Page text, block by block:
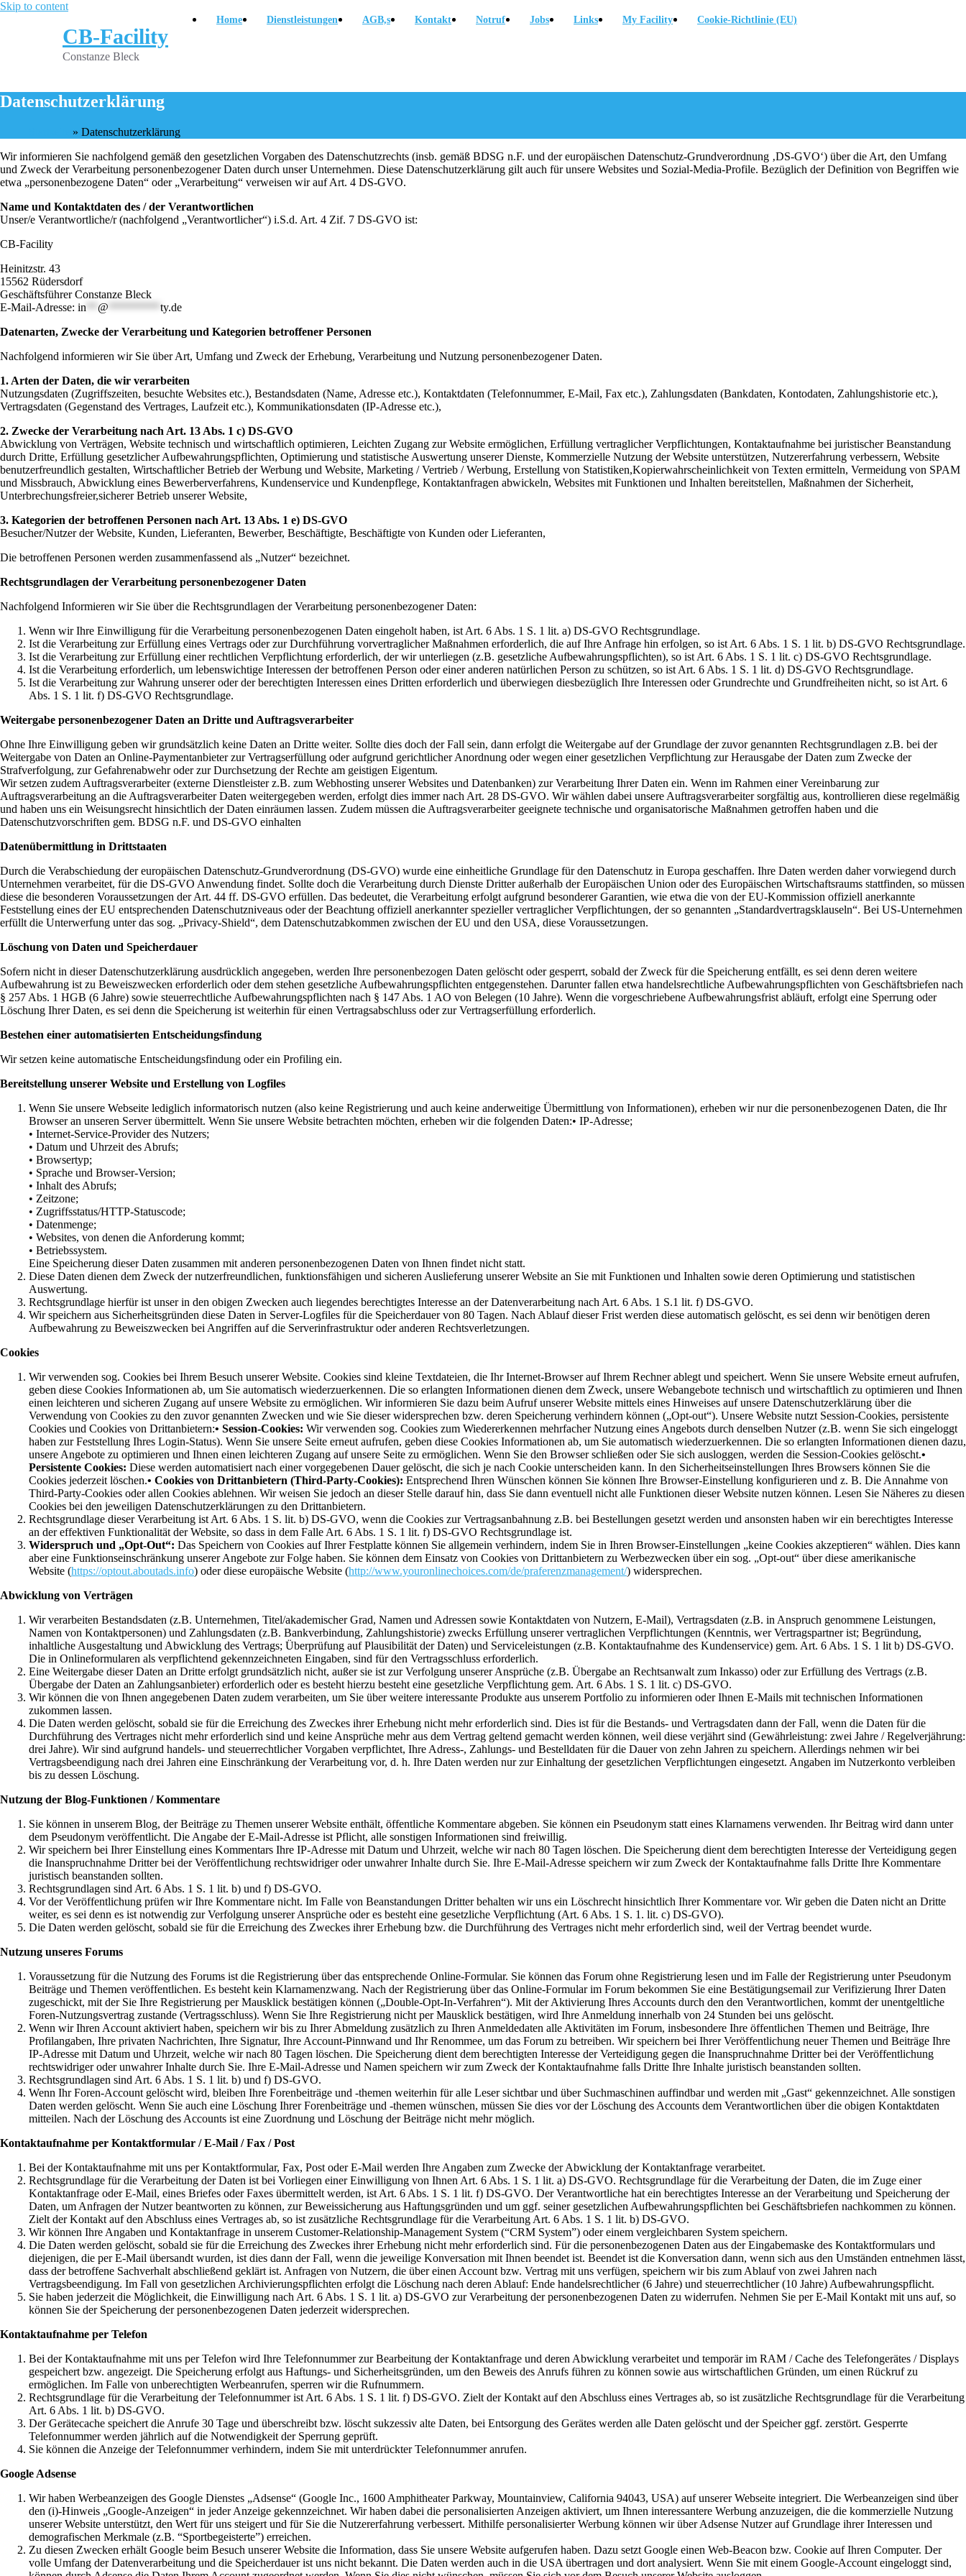
Skip to content
CB-Facility
Constanze Bleck
Home Dienstleistungen AGB,s Kontakt Notruf Jobs Links My Facility Cookie-Richtlinie (EU)
Datenschutzerklärung
» Datenschutzerklärung
Wir informieren Sie nachfolgend gemäß den gesetzlichen Vorgaben des Datenschutzrechts (insb. gemäß BDSG n.F. und der europäischen Datenschutz-Grundverordnung ‚DS-GVO‘) über die Art, den Umfang
und Zweck der Verarbeitung personenbezogener Daten durch unser Unternehmen. Diese Datenschutzerklärung gilt auch für unsere Websites und Sozial-Media-Profile. Bezüglich der Definition von Begriffen wie
etwa „personenbezogene Daten“ oder „Verarbeitung“ verweisen wir auf Art. 4 DS-GVO.
Name und Kontaktdaten des / der Verantwortlichen
Unser/e Verantwortliche/r (nachfolgend „Verantwortlicher“) i.S.d. Art. 4 Zif. 7 DS-GVO ist:
CB-Facility
Heinitzstr. 43
15562 Rüdersdorf
Geschäftsführer Constanze Bleck
E-Mail-Adresse: in @
ty.de
Datenarten, Zwecke der Verarbeitung und Kategorien betroffener Personen
Nachfolgend informieren wir Sie über Art, Umfang und Zweck der Erhebung, Verarbeitung und Nutzung personenbezogener Daten.
1. Arten der Daten, die wir verarbeiten
Nutzungsdaten (Zugriffszeiten, besuchte Websites etc.), Bestandsdaten (Name, Adresse etc.), Kontaktdaten (Telefonnummer, E-Mail, Fax etc.), Zahlungsdaten (Bankdaten, Kontodaten, Zahlungshistorie etc.),
Vertragsdaten (Gegenstand des Vertrages, Laufzeit etc.), Kommunikationsdaten (IP-Adresse etc.),
2. Zwecke der Verarbeitung nach Art. 13 Abs. 1 c) DS-GVO
Abwicklung von Verträgen, Website technisch und wirtschaftlich optimieren, Leichten Zugang zur Website ermöglichen, Erfüllung vertraglicher Verpflichtungen, Kontaktaufnahme bei juristischer Beanstandung
durch Dritte, Erfüllung gesetzlicher Aufbewahrungspflichten, Optimierung und statistische Auswertung unserer Dienste, Kommerzielle Nutzung der Website unterstützen, Nutzererfahrung verbessern, Website
benutzerfreundlich gestalten, Wirtschaftlicher Betrieb der Werbung und Website, Marketing / Vertrieb / Werbung, Erstellung von Statistiken,Kopierwahrscheinlichkeit von Texten ermitteln, Vermeidung von SPAM
und Missbrauch, Abwicklung eines Bewerberverfahrens, Kundenservice und Kundenpflege, Kontaktanfragen abwickeln, Websites mit Funktionen und Inhalten bereitstellen, Maßnahmen der Sicherheit,
Unterbrechungsfreier,sicherer Betrieb unserer Website,
3. Kategorien der betroffenen Personen nach Art. 13 Abs. 1 e) DS-GVO
Besucher/Nutzer der Website, Kunden, Lieferanten, Bewerber, Beschäftigte, Beschäftigte von Kunden oder Lieferanten,
Die betroffenen Personen werden zusammenfassend als „Nutzer“ bezeichnet.
Rechtsgrundlagen der Verarbeitung personenbezogener Daten
Nachfolgend Informieren wir Sie über die Rechtsgrundlagen der Verarbeitung personenbezogener Daten:
Wenn wir Ihre Einwilligung für die Verarbeitung personenbezogenen Daten eingeholt haben, ist Art. 6 Abs. 1 S. 1 lit. a) DS-GVO Rechtsgrundlage.
Ist die Verarbeitung zur Erfüllung eines Vertrags oder zur Durchführung vorvertraglicher Maßnahmen erforderlich, die auf Ihre Anfrage hin erfolgen, so ist Art. 6 Abs. 1 S. 1 lit. b) DS-GVO Rechtsgrundlage.
Ist die Verarbeitung zur Erfüllung einer rechtlichen Verpflichtung erforderlich, der wir unterliegen (z.B. gesetzliche Aufbewahrungspflichten), so ist Art. 6 Abs. 1 S. 1 lit. c) DS-GVO Rechtsgrundlage.
Ist die Verarbeitung erforderlich, um lebenswichtige Interessen der betroffenen Person oder einer anderen natürlichen Person zu schützen, so ist Art. 6 Abs. 1 S. 1 lit. d) DS-GVO Rechtsgrundlage.
Ist die Verarbeitung zur Wahrung unserer oder der berechtigten Interessen eines Dritten erforderlich und überwiegen diesbezüglich Ihre Interessen oder Grundrechte und Grundfreiheiten nicht, so ist Art. 6
Abs. 1 S. 1 lit. f) DS-GVO Rechtsgrundlage.
Weitergabe personenbezogener Daten an Dritte und Auftragsverarbeiter
Ohne Ihre Einwilligung geben wir grundsätzlich keine Daten an Dritte weiter. Sollte dies doch der Fall sein, dann erfolgt die Weitergabe auf der Grundlage der zuvor genannten Rechtsgrundlagen z.B. bei der
Weitergabe von Daten an Online-Paymentanbieter zur Vertragserfüllung oder aufgrund gerichtlicher Anordnung oder wegen einer gesetzlichen Verpflichtung zur Herausgabe der Daten zum Zwecke der
Strafverfolgung, zur Gefahrenabwehr oder zur Durchsetzung der Rechte am geistigen Eigentum.
Wir setzen zudem Auftragsverarbeiter (externe Dienstleister z.B. zum Webhosting unserer Websites und Datenbanken) zur Verarbeitung Ihrer Daten ein. Wenn im Rahmen einer Vereinbarung zur
Auftragsverarbeitung an die Auftragsverarbeiter Daten weitergegeben werden, erfolgt dies immer nach Art. 28 DS-GVO. Wir wählen dabei unsere Auftragsverarbeiter sorgfältig aus, kontrollieren diese regelmäßig
und haben uns ein Weisungsrecht hinsichtlich der Daten einräumen lassen. Zudem müssen die Auftragsverarbeiter geeignete technische und organisatorische Maßnahmen getroffen haben und die
Datenschutzvorschriften gem. BDSG n.F. und DS-GVO einhalten
Datenübermittlung in Drittstaaten
Durch die Verabschiedung der europäischen Datenschutz-Grundverordnung (DS-GVO) wurde eine einheitliche Grundlage für den Datenschutz in Europa geschaffen. Ihre Daten werden daher vorwiegend durch
Unternehmen verarbeitet, für die DS-GVO Anwendung findet. Sollte doch die Verarbeitung durch Dienste Dritter außerhalb der Europäischen Union oder des Europäischen Wirtschaftsraums stattfinden, so müssen
diese die besonderen Voraussetzungen der Art. 44 ff. DS-GVO erfüllen. Das bedeutet, die Verarbeitung erfolgt aufgrund besonderer Garantien, wie etwa die von der EU-Kommission offiziell anerkannte
Feststellung eines der EU entsprechenden Datenschutzniveaus oder der Beachtung offiziell anerkannter spezieller vertraglicher Verpflichtungen, der so genannten „Standardvertragsklauseln“. Bei US-Unternehmen
erfüllt die Unterwerfung unter das sog. „Privacy-Shield“, dem Datenschutzabkommen zwischen der EU und den USA, diese Voraussetzungen.
Löschung von Daten und Speicherdauer
Sofern nicht in dieser Datenschutzerklärung ausdrücklich angegeben, werden Ihre personenbezogen Daten gelöscht oder gesperrt, sobald der Zweck für die Speicherung entfällt, es sei denn deren weitere
Aufbewahrung ist zu Beweiszwecken erforderlich oder dem stehen gesetzliche Aufbewahrungspflichten entgegenstehen. Darunter fallen etwa handelsrechtliche Aufbewahrungspflichten von Geschäftsbriefen nach
§ 257 Abs. 1 HGB (6 Jahre) sowie steuerrechtliche Aufbewahrungspflichten nach § 147 Abs. 1 AO von Belegen (10 Jahre). Wenn die vorgeschriebene Aufbewahrungsfrist abläuft, erfolgt eine Sperrung oder
Löschung Ihrer Daten, es sei denn die Speicherung ist weiterhin für einen Vertragsabschluss oder zur Vertragserfüllung erforderlich.
Bestehen einer automatisierten Entscheidungsfindung
Wir setzen keine automatische Entscheidungsfindung oder ein Profiling ein.
Bereitstellung unserer Website und Erstellung von Logfiles
Wenn Sie unsere Webseite lediglich informatorisch nutzen (also keine Registrierung und auch keine anderweitige Übermittlung von Informationen), erheben wir nur die personenbezogenen Daten, die Ihr
Browser an unseren Server übermittelt. Wenn Sie unsere Website betrachten möchten, erheben wir die folgenden Daten:• IP-Adresse;
• Internet-Service-Provider des Nutzers;
• Datum und Uhrzeit des Abrufs;
• Browsertyp;
• Sprache und Browser-Version;
• Inhalt des Abrufs;
• Zeitzone;
• Zugriffsstatus/HTTP-Statuscode;
• Datenmenge;
• Websites, von denen die Anforderung kommt;
• Betriebssystem.
Eine Speicherung dieser Daten zusammen mit anderen personenbezogenen Daten von Ihnen findet nicht statt.
Diese Daten dienen dem Zweck der nutzerfreundlichen, funktionsfähigen und sicheren Auslieferung unserer Website an Sie mit Funktionen und Inhalten sowie deren Optimierung und statistischen
Auswertung.
Rechtsgrundlage hierfür ist unser in den obigen Zwecken auch liegendes berechtigtes Interesse an der Datenverarbeitung nach Art. 6 Abs. 1 S.1 lit. f) DS-GVO.
Wir speichern aus Sicherheitsgründen diese Daten in Server-Logfiles für die Speicherdauer von 80 Tagen. Nach Ablauf dieser Frist werden diese automatisch gelöscht, es sei denn wir benötigen deren
Aufbewahrung zu Beweiszwecken bei Angriffen auf die Serverinfrastruktur oder anderen Rechtsverletzungen.
Cookies
Wir verwenden sog. Cookies bei Ihrem Besuch unserer Website. Cookies sind kleine Textdateien, die Ihr Internet-Browser auf Ihrem Rechner ablegt und speichert. Wenn Sie unsere Website erneut aufrufen,
geben diese Cookies Informationen ab, um Sie automatisch wiederzuerkennen. Die so erlangten Informationen dienen dem Zweck, unsere Webangebote technisch und wirtschaftlich zu optimieren und Ihnen
einen leichteren und sicheren Zugang auf unsere Website zu ermöglichen. Wir informieren Sie dazu beim Aufruf unserer Website mittels eines Hinweises auf unsere Datenschutzerklärung über die
Verwendung von Cookies zu den zuvor genannten Zwecken und wie Sie dieser widersprechen bzw. deren Speicherung verhindern können („Opt-out“). Unsere Website nutzt Session-Cookies, persistente
Cookies und Cookies von Drittanbietern:• Session-Cookies: Wir verwenden sog. Cookies zum Wiedererkennen mehrfacher Nutzung eines Angebots durch denselben Nutzer (z.B. wenn Sie sich eingeloggt
haben zur Feststellung Ihres Login-Status). Wenn Sie unsere Seite erneut aufrufen, geben diese Cookies Informationen ab, um Sie automatisch wiederzuerkennen. Die so erlangten Informationen dienen dazu,
unsere Angebote zu optimieren und Ihnen einen leichteren Zugang auf unsere Seite zu ermöglichen. Wenn Sie den Browser schließen oder Sie sich ausloggen, werden die Session-Cookies gelöscht.•
Persistente Cookies: Diese werden automatisiert nach einer vorgegebenen Dauer gelöscht, die sich je nach Cookie unterscheiden kann. In den Sicherheitseinstellungen Ihres Browsers können Sie die
Cookies jederzeit löschen.• Cookies von Drittanbietern (Third-Party-Cookies): Entsprechend Ihren Wünschen können Sie können Ihre Browser-Einstellung konfigurieren und z. B. Die Annahme von
Third-Party-Cookies oder allen Cookies ablehnen. Wir weisen Sie jedoch an dieser Stelle darauf hin, dass Sie dann eventuell nicht alle Funktionen dieser Website nutzen können. Lesen Sie Näheres zu diesen
Cookies bei den jeweiligen Datenschutzerklärungen zu den Drittanbietern.
Rechtsgrundlage dieser Verarbeitung ist Art. 6 Abs. 1 S. lit. b) DS-GVO, wenn die Cookies zur Vertragsanbahnung z.B. bei Bestellungen gesetzt werden und ansonsten haben wir ein berechtigtes Interesse
an der effektiven Funktionalität der Website, so dass in dem Falle Art. 6 Abs. 1 S. 1 lit. f) DS-GVO Rechtsgrundlage ist.
Widerspruch und „Opt-Out“: Das Speichern von Cookies auf Ihrer Festplatte können Sie allgemein verhindern, indem Sie in Ihren Browser-Einstellungen „keine Cookies akzeptieren“ wählen. Dies kann
aber eine Funktionseinschränkung unserer Angebote zur Folge haben. Sie können dem Einsatz von Cookies von Drittanbietern zu Werbezwecken über ein sog. „Opt-out“ über diese amerikanische
Website (https://optout.aboutads.info) oder diese europäische Website (http://www.youronlinechoices.com/de/praferenzmanagement/) widersprechen.
Abwicklung von Verträgen
Wir verarbeiten Bestandsdaten (z.B. Unternehmen, Titel/akademischer Grad, Namen und Adressen sowie Kontaktdaten von Nutzern, E-Mail), Vertragsdaten (z.B. in Anspruch genommene Leistungen,
Namen von Kontaktpersonen) und Zahlungsdaten (z.B. Bankverbindung, Zahlungshistorie) zwecks Erfüllung unserer vertraglichen Verpflichtungen (Kenntnis, wer Vertragspartner ist; Begründung,
inhaltliche Ausgestaltung und Abwicklung des Vertrags; Überprüfung auf Plausibilität der Daten) und Serviceleistungen (z.B. Kontaktaufnahme des Kundenservice) gem. Art. 6 Abs. 1 S. 1 lit b) DS-GVO.
Die in Onlineformularen als verpflichtend gekennzeichneten Eingaben, sind für den Vertragsschluss erforderlich.
Eine Weitergabe dieser Daten an Dritte erfolgt grundsätzlich nicht, außer sie ist zur Verfolgung unserer Ansprüche (z.B. Übergabe an Rechtsanwalt zum Inkasso) oder zur Erfüllung des Vertrags (z.B.
Übergabe der Daten an Zahlungsanbieter) erforderlich oder es besteht hierzu besteht eine gesetzliche Verpflichtung gem. Art. 6 Abs. 1 S. 1 lit. c) DS-GVO.
Wir können die von Ihnen angegebenen Daten zudem verarbeiten, um Sie über weitere interessante Produkte aus unserem Portfolio zu informieren oder Ihnen E-Mails mit technischen Informationen
zukommen lassen.
Die Daten werden gelöscht, sobald sie für die Erreichung des Zweckes ihrer Erhebung nicht mehr erforderlich sind. Dies ist für die Bestands- und Vertragsdaten dann der Fall, wenn die Daten für die
Durchführung des Vertrages nicht mehr erforderlich sind und keine Ansprüche mehr aus dem Vertrag geltend gemacht werden können, weil diese verjährt sind (Gewährleistung: zwei Jahre / Regelverjährung:
drei Jahre). Wir sind aufgrund handels- und steuerrechtlicher Vorgaben verpflichtet, Ihre Adress-, Zahlungs- und Bestelldaten für die Dauer von zehn Jahren zu speichern. Allerdings nehmen wir bei
Vertragsbeendigung nach drei Jahren eine Einschränkung der Verarbeitung vor, d. h. Ihre Daten werden nur zur Einhaltung der gesetzlichen Verpflichtungen eingesetzt. Angaben im Nutzerkonto verbleiben
bis zu dessen Löschung.
Nutzung der Blog-Funktionen / Kommentare
Sie können in unserem Blog, der Beiträge zu Themen unserer Website enthält, öffentliche Kommentare abgeben. Sie können ein Pseudonym statt eines Klarnamens verwenden. Ihr Beitrag wird dann unter
dem Pseudonym veröffentlicht. Die Angabe der E-Mail-Adresse ist Pflicht, alle sonstigen Informationen sind freiwillig.
Wir speichern bei Ihrer Einstellung eines Kommentars Ihre IP-Adresse mit Datum und Uhrzeit, welche wir nach 80 Tagen löschen. Die Speicherung dient dem berechtigten Interesse der Verteidigung gegen
die Inanspruchnahme Dritter bei der Veröffentlichung rechtswidriger oder unwahrer Inhalte durch Sie. Ihre E-Mail-Adresse speichern wir zum Zweck der Kontaktaufnahme falls Dritte Ihre Kommentare
juristisch beanstanden sollten.
Rechtsgrundlagen sind Art. 6 Abs. 1 S. 1 lit. b) und f) DS-GVO.
Vor der Veröffentlichung prüfen wir Ihre Kommentare nicht. Im Falle von Beanstandungen Dritter behalten wir uns ein Löschrecht hinsichtlich Ihrer Kommentare vor. Wir geben die Daten nicht an Dritte
weiter, es sei denn es ist notwendig zur Verfolgung unserer Ansprüche oder es besteht eine gesetzliche Verpflichtung (Art. 6 Abs. 1 S. 1. lit. c) DS-GVO).
Die Daten werden gelöscht, sobald sie für die Erreichung des Zweckes ihrer Erhebung bzw. die Durchführung des Vertrages nicht mehr erforderlich sind, weil der Vertrag beendet wurde.
Nutzung unseres Forums
Voraussetzung für die Nutzung des Forums ist die Registrierung über das entsprechende Online-Formular. Sie können das Forum ohne Registrierung lesen und im Falle der Registrierung unter Pseudonym
Beiträge und Themen veröffentlichen. Es besteht kein Klarnamenzwang. Nach der Registrierung über das Online-Formular im Forum bekommen Sie eine Bestätigungsemail zur Verifizierung Ihrer Daten
zugeschickt, mit der Sie Ihre Registrierung per Mausklick bestätigen können („Double-Opt-In-Verfahren“). Mit der Aktivierung Ihres Accounts durch den den Verantwortlichen, kommt der unentgeltliche
Foren-Nutzungsvertrag zustande (Vertragsschluss). Wenn Sie Ihre Registrierung nicht per Mausklick bestätigen, wird Ihre Anmeldung innerhalb von 24 Stunden bei uns gelöscht.
Wenn wir Ihren Account aktiviert haben, speichern wir bis zu Ihrer Abmeldung zusätzlich zu Ihren Anmeldedaten alle Aktivitäten im Forum, insbesondere Ihre öffentlichen Themen und Beiträge, Ihre
Profilangaben, Ihre privaten Nachrichten, Ihre Signatur, Ihre Account-Pinnwand und Ihr Renommee, um das Forum zu betreiben. Wir speichern bei Ihrer Veröffentlichung neuer Themen und Beiträge Ihre
IP-Adresse mit Datum und Uhrzeit, welche wir nach 80 Tagen löschen. Die Speicherung dient dem berechtigten Interesse der Verteidigung gegen die Inanspruchnahme Dritter bei der Veröffentlichung
rechtswidriger oder unwahrer Inhalte durch Sie. Ihre E-Mail-Adresse und Namen speichern wir zum Zweck der Kontaktaufnahme falls Dritte Ihre Inhalte juristisch beanstanden sollten.
Rechtsgrundlagen sind Art. 6 Abs. 1 S. 1 lit. b) und f) DS-GVO.
Wenn Ihr Foren-Account gelöscht wird, bleiben Ihre Forenbeiträge und -themen weiterhin für alle Leser sichtbar und über Suchmaschinen auffindbar und werden mit „Gast“ gekennzeichnet. Alle sonstigen
Daten werden gelöscht. Wenn Sie auch eine Löschung Ihrer Forenbeiträge und -themen wünschen, müssen Sie dies vor der Löschung des Accounts dem Verantwortlichen über die obigen Kontaktdaten
mitteilen. Nach der Löschung des Accounts ist eine Zuordnung und Löschung der Beiträge nicht mehr möglich.
Kontaktaufnahme per Kontaktformular / E-Mail / Fax / Post
Bei der Kontaktaufnahme mit uns per Kontaktformular, Fax, Post oder E-Mail werden Ihre Angaben zum Zwecke der Abwicklung der Kontaktanfrage verarbeitet.
Rechtsgrundlage für die Verarbeitung der Daten ist bei Vorliegen einer Einwilligung von Ihnen Art. 6 Abs. 1 S. 1 lit. a) DS-GVO. Rechtsgrundlage für die Verarbeitung der Daten, die im Zuge einer
Kontaktanfrage oder E-Mail, eines Briefes oder Faxes übermittelt werden, ist Art. 6 Abs. 1 S. 1 lit. f) DS-GVO. Der Verantwortliche hat ein berechtigtes Interesse an der Verarbeitung und Speicherung der
Daten, um Anfragen der Nutzer beantworten zu können, zur Beweissicherung aus Haftungsgründen und um ggf. seiner gesetzlichen Aufbewahrungspflichten bei Geschäftsbriefen nachkommen zu können.
Zielt der Kontakt auf den Abschluss eines Vertrages ab, so ist zusätzliche Rechtsgrundlage für die Verarbeitung Art. 6 Abs. 1 S. 1 lit. b) DS-GVO.
Wir können Ihre Angaben und Kontaktanfrage in unserem Customer-Relationship-Management System (“CRM System”) oder einem vergleichbaren System speichern.
Die Daten werden gelöscht, sobald sie für die Erreichung des Zweckes ihrer Erhebung nicht mehr erforderlich sind. Für die personenbezogenen Daten aus der Eingabemaske des Kontaktformulars und
diejenigen, die per E-Mail übersandt wurden, ist dies dann der Fall, wenn die jeweilige Konversation mit Ihnen beendet ist. Beendet ist die Konversation dann, wenn sich aus den Umständen entnehmen lässt,
dass der betroffene Sachverhalt abschließend geklärt ist. Anfragen von Nutzern, die über einen Account bzw. Vertrag mit uns verfügen, speichern wir bis zum Ablauf von zwei Jahren nach
Vertragsbeendigung. Im Fall von gesetzlichen Archivierungspflichten erfolgt die Löschung nach deren Ablauf: Ende handelsrechtlicher (6 Jahre) und steuerrechtlicher (10 Jahre) Aufbewahrungspflicht.
Sie haben jederzeit die Möglichkeit, die Einwilligung nach Art. 6 Abs. 1 S. 1 lit. a) DS-GVO zur Verarbeitung der personenbezogenen Daten zu widerrufen. Nehmen Sie per E-Mail Kontakt mit uns auf, so
können Sie der Speicherung der personenbezogenen Daten jederzeit widersprechen.
Kontaktaufnahme per Telefon
Bei der Kontaktaufnahme mit uns per Telefon wird Ihre Telefonnummer zur Bearbeitung der Kontaktanfrage und deren Abwicklung verarbeitet und temporär im RAM / Cache des Telefongerätes / Displays
gespeichert bzw. angezeigt. Die Speicherung erfolgt aus Haftungs- und Sicherheitsgründen, um den Beweis des Anrufs führen zu können sowie aus wirtschaftlichen Gründen, um einen Rückruf zu
ermöglichen. Im Falle von unberechtigten Werbeanrufen, sperren wir die Rufnummern.
Rechtsgrundlage für die Verarbeitung der Telefonnummer ist Art. 6 Abs. 1 S. 1 lit. f) DS-GVO. Zielt der Kontakt auf den Abschluss eines Vertrages ab, so ist zusätzliche Rechtsgrundlage für die Verarbeitung
Art. 6 Abs. 1 lit. b) DS-GVO.
Der Gerätecache speichert die Anrufe 30 Tage und überschreibt bzw. löscht sukzessiv alte Daten, bei Entsorgung des Gerätes werden alle Daten gelöscht und der Speicher ggf. zerstört. Gesperrte
Telefonnummer werden jährlich auf die Notwendigkeit der Sperrung geprüft.
Sie können die Anzeige der Telefonnummer verhindern, indem Sie mit unterdrückter Telefonnummer anrufen.
Google Adsense
Wir haben Werbeanzeigen des Google Dienstes „Adsense“ (Google Inc., 1600 Amphitheater Parkway, Mountainview, California 94043, USA) auf unserer Webseite integriert. Die Werbeanzeigen sind über
den (i)-Hinweis „Google-Anzeigen“ in jeder Anzeige gekennzeichnet. Wir haben dabei die personalisierten Anzeigen aktiviert, um Ihnen interessantere Werbung anzuzeigen, die die kommerzielle Nutzung
unserer Website unterstützt, den Wert für uns steigert und für Sie die Nutzererfahrung verbessert. Mithilfe personalisierter Werbung können wir über Adsense Nutzer auf Grundlage ihrer Interessen und
demografischen Merkmale (z.B. “Sportbegeisterte”) erreichen.
Zu diesen Zwecken erhält Google beim Besuch unserer Website die Information, dass Sie unsere Website aufgerufen haben. Dazu setzt Google einen Web-Beacon bzw. Cookie auf Ihren Computer. Der
volle Umfang der Datenverarbeitung und die Speicherdauer ist uns nicht bekannt. Die Daten werden auch in die USA übertragen und dort analysiert. Wenn Sie mit einem Google-Account eingeloggt sind,